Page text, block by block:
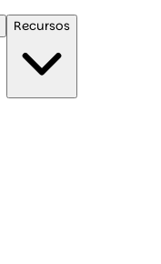
Recursos